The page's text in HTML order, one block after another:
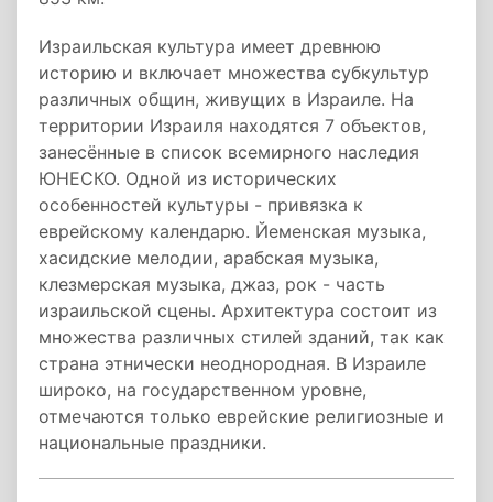
Израильская культура имеет древнюю
историю и включает множества субкультур
различных общин, живущих в Израиле. На
территории Израиля находятся 7 объектов,
занесённые в список всемирного наследия
ЮНЕСКО. Одной из исторических
особенностей культуры - привязка к
еврейскому календарю. Йеменская музыка,
хасидские мелодии, арабская музыка,
клезмерская музыка, джаз, рок - часть
израильской сцены. Архитектура состоит из
множества различных стилей зданий, так как
страна этнически неоднородная. В Израиле
широко, на государственном уровне,
отмечаются только еврейские религиозные и
национальные праздники.